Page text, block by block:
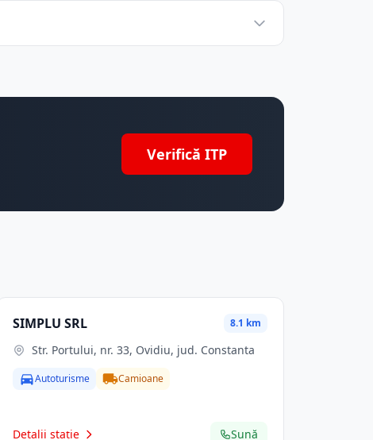
Verifică ITP
SIMPLU SRL 8.1 km
Str. Portului, nr. 33, Ovidiu, jud. Constanta
Autoturisme Camioane
Detalii stație Sună